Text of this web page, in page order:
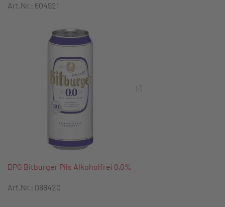
Art.Nr.: 604921
DPG Bitburger Pils Alkoholfrei 0,0%
Art.Nr.: 088420